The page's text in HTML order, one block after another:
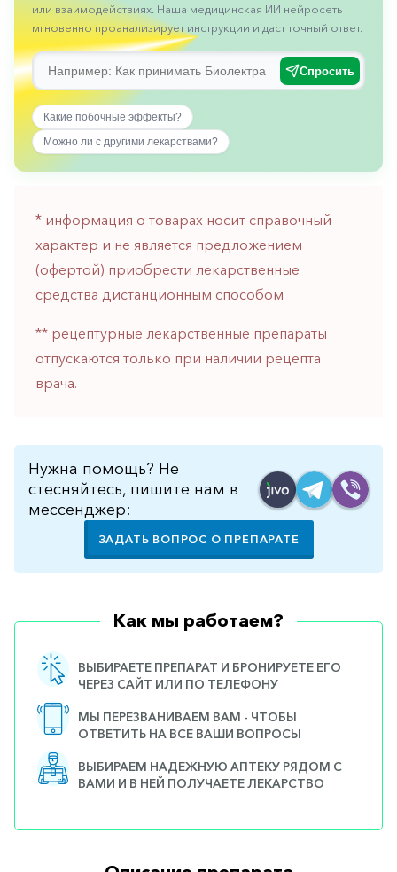
Тромбозы
Урология
Ухо-
горло-
нос
Хирургия
Щитовидная
или взаимодействиях. Наша медицинская ИИ нейросеть
мгновенно проанализирует инструкции и даст точный ответ.
Спросить
Какие побочные эффекты?
Можно ли с другими лекарствами?
* информация о товарах носит справочный
характер и не является предложением
(офертой) приобрести лекарственные
средства дистанционным способом
** рецептурные лекарственные препараты
отпускаются только при наличии рецепта
врача.
Нужна помощь? Не
стесняйтесь, пишите нам в
мессенджер:
ЗАДАТЬ ВОПРОС О ПРЕПАРАТЕ
Как мы работаем?
ВЫБИРАЕТЕ ПРЕПАРАТ И БРОНИРУЕТЕ ЕГО
ЧЕРЕЗ САЙТ ИЛИ ПО ТЕЛЕФОНУ
МЫ ПЕРЕЗВАНИВАЕМ ВАМ - ЧТОБЫ
ОТВЕТИТЬ НА ВСЕ ВАШИ ВОПРОСЫ
ВЫБИРАЕМ НАДЕЖНУЮ АПТЕКУ РЯДОМ С
ВАМИ И В НЕЙ ПОЛУЧАЕТЕ ЛЕКАРСТВО